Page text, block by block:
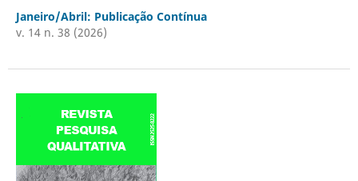
Janeiro/Abril: Publicação Contínua
v. 14 n. 38 (2026)